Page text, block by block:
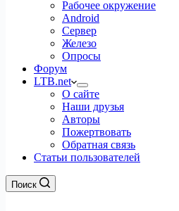
Рабочее окружение
Android
Сервер
Железо
Опросы
Форум
LTB.net
О сайте
Наши друзья
Авторы
Пожертвовать
Обратная связь
Статьи пользователей
Поиск